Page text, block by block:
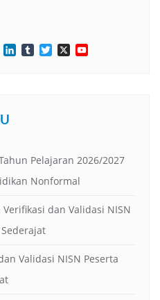
GoogleLinkedIn
TumblrTwitter
X
Pelajaran 2026/2027
Nonformal
Verifikasi dan Validasi NISN
Validasi NISN Peserta